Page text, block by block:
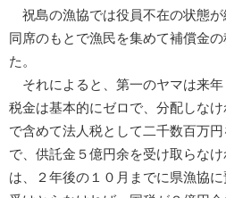
祝島の漁協では役員不在の状態
同席のもとで漁民を集めて補償金
た。
それによると、第一のヤマは来
税金は基本的にゼロで、分配しな
で含めて法人税として二千数百万
で、供託金５億円余を受け取らな
は、２年後の１０月までに県漁協